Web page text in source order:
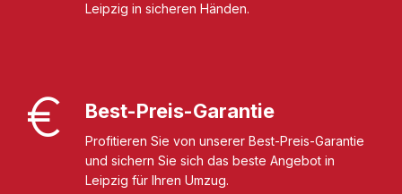
Leipzig in sicheren Händen.
Best-Preis-Garantie
Profitieren Sie von unserer Best-Preis-Garantie
und sichern Sie sich das beste Angebot in
Leipzig für Ihren Umzug.